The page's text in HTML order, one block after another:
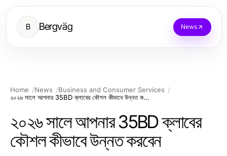
B Bergväg News
Home News
Business and Consumer Services
২০২৬ সালে আপনার 35BD ক্লাবের কৌশল কীভাবে উন্নত করবেন
২০২৬ সালে আপনার 35BD ক্লাবের
কৌশল কীভাবে উন্নত করবেন